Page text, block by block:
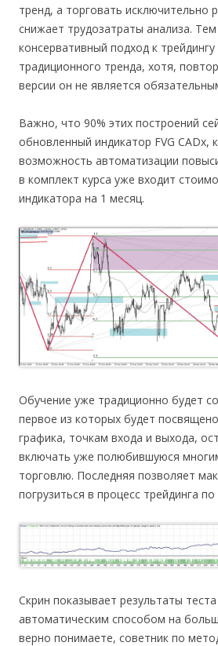
тренд, а торговать исключительно
снижает трудозатраты анализа.
консервативный подход к трейдингу
традиционного тренда, хотя,
версии он не является
Важно, что 90% этих построений
обновленный индикатор FVG CADx, к
возможность автоматизации
в комплект курса уже входит
индикатора на 1 месяц.
Обучение уже традиционно будет
первое из которых будет
графика, точкам входа и выхода,
включать уже полюбившуюся
торговлю. Последняя позволяет
погрузиться в процесс трейдинга по
Скрин показывает результаты
автоматическим способом на
верно понимаете, советник по